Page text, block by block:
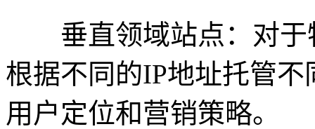
垂直领域站点：对于
根据不同的IP地址托管
用户定位和营销策略。